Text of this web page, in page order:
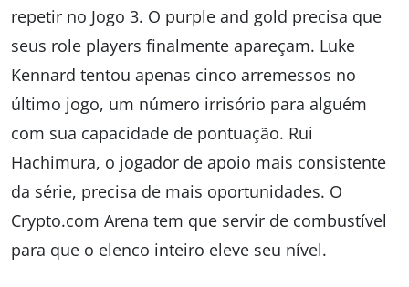
repetir no Jogo 3. O purple and gold precisa que
seus role players finalmente apareçam. Luke
Kennard tentou apenas cinco arremessos no
último jogo, um número irrisório para alguém
com sua capacidade de pontuação. Rui
Hachimura, o jogador de apoio mais consistente
da série, precisa de mais oportunidades. O
Crypto.com Arena tem que servir de combustível
para que o elenco inteiro eleve seu nível.